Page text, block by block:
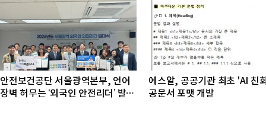
안전보건공단 서울광역본부, 언어
장벽 허무는 ‘외국인 안전리더’ 발대
에스알, 공공기관 최초 'AI 친
공문서 포맷 개발